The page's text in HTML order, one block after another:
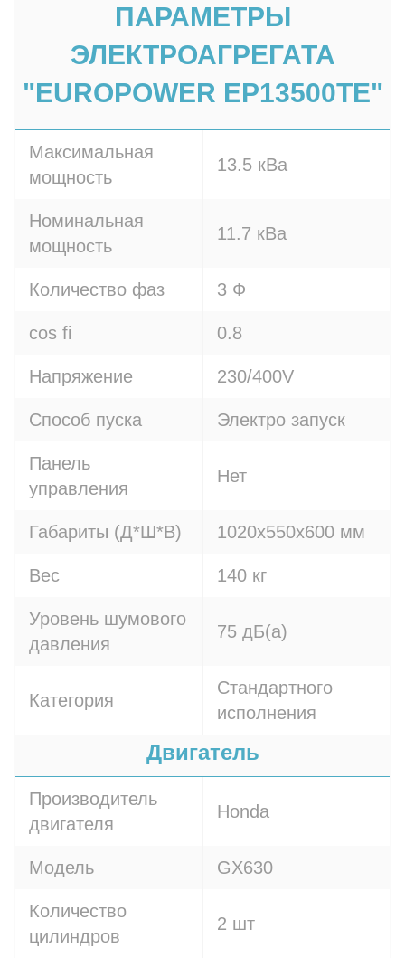
ПАРАМЕТРЫ
ЭЛЕКТРОАГРЕГАТА
"EUROPOWER EP13500TE"
Максимальная
мощность
13.5 кВа
Номинальная
мощность
11.7 кВа
Количество фаз 3 Ф
cos fi 0.8
Напряжение 230/400V
Способ пуска Электро запуск
Панель
управления
Нет
Габариты (Д*Ш*В) 1020х550х600 мм
Вес 140 кг
Уровень шумового
давления
75 дБ(а)
Категория
Стандартного
исполнения
Двигатель
Производитель
двигателя
Honda
Модель GX630
Количество
цилиндров
2 шт